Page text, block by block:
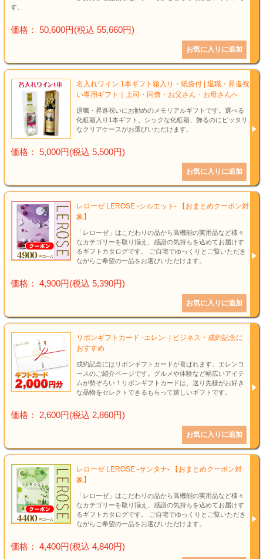
す。
価格： 50,600円(税込 55,660円)
名入れワイン 1本ギフト箱入り・紙袋付 | 退職・昇進祝
い専用ギフト｜上司・同僚・お父さん・お母さんへ
退職・昇進祝いにお勧めのメモリアルギフトです。選べる
化粧箱入り1本ギフト。シックな化粧箱、飾るのにピッタリ
なクリアケースがお選びいただけます。
価格： 5,000円(税込 5,500円)
レローゼ LEROSE -シルエット- 【おまとめクーポン対
象】
「レローゼ」はこだわりの品から高機能の実用品など様々
なカテゴリーを取り揃え、感謝の気持ちを込めてお届けす
るギフトカタログです。 ご自宅でゆっくりとご覧いただき
ながらご希望の一品をお選びいただけます。
価格： 4,900円(税込 5,390円)
リボンギフトカード -エレン- | ビジネス・成約記念に
おすすめ
成約記念にはリボンギフトカードが喜ばれます。エレンコ
ースのご紹介ページです。グルメや体験など幅広いアイテ
ムが勢ぞろい！リボンギフトカードは、送り先様がお好き
な品物をセレクトできるもらって嬉しいギフトです。
価格： 2,600円(税込 2,860円)
レローゼ LEROSE -サンタナ- 【おまとめクーポン対
象】
「レローゼ」はこだわりの品から高機能の実用品など様々
なカテゴリーを取り揃え、感謝の気持ちを込めてお届けす
るギフトカタログです。 ご自宅でゆっくりとご覧いただき
ながらご希望の一品をお選びいただけます。
価格： 4,400円(税込 4,840円)